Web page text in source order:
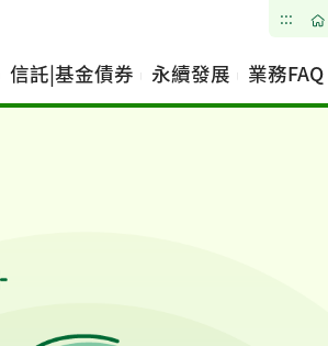
:::
信託|基金債券 永續發展 業務FAQ